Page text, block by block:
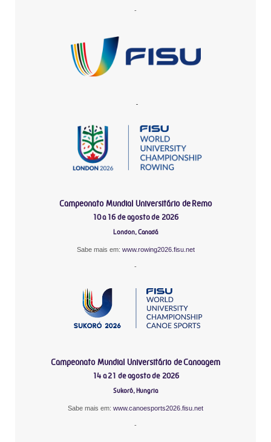
-
-
Campeonato Mundial Universitário de Remo
10 a 16 de agosto de 2026
London, Canadá
Sabe mais em: www.rowing2026.fisu.net
-
Campeonato Mundial Universitário de Canoagem
14 a 21 de agosto de 2026
Sukoró, Hungria
Sabe mais em: www.canoesports2026.fisu.net
-